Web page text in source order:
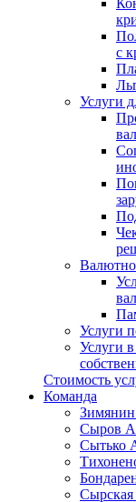
с
Услуги
Услуги
Услуги
Стоимость
Команда
Сыров
Сытько